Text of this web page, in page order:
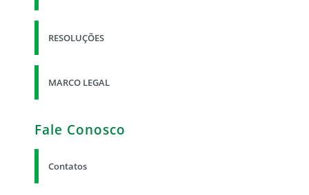
RESOLUÇÕES
MARCO LEGAL
Fale Conosco
Contatos